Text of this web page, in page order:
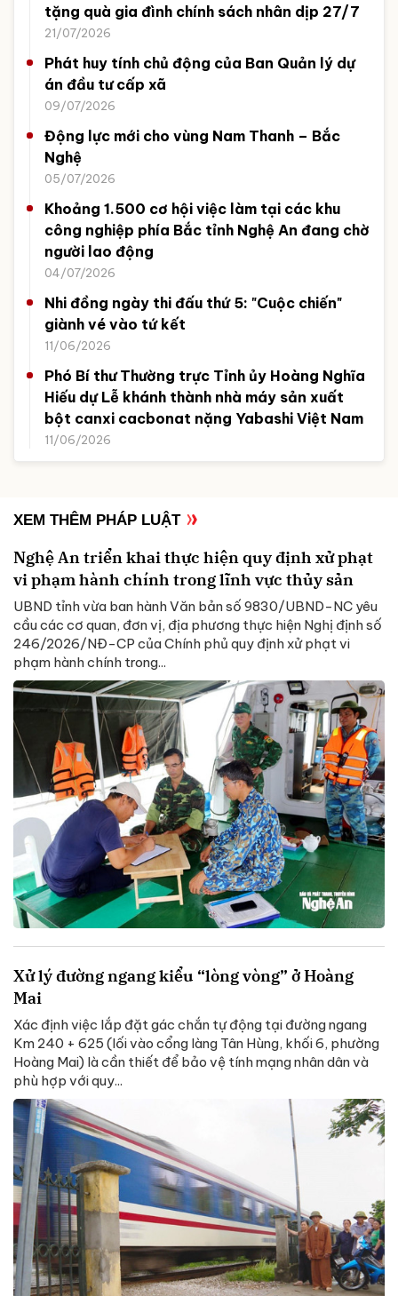
tặng quà gia đình chính sách nhân dịp 27/7
21/07/2026
Phát huy tính chủ động của Ban Quản lý dự
án đầu tư cấp xã
09/07/2026
Động lực mới cho vùng Nam Thanh – Bắc
Nghệ
05/07/2026
Khoảng 1.500 cơ hội việc làm tại các khu
công nghiệp phía Bắc tỉnh Nghệ An đang chờ
người lao động
04/07/2026
Nhi đồng ngày thi đấu thứ 5: "Cuộc chiến"
giành vé vào tứ kết
11/06/2026
Phó Bí thư Thường trực Tỉnh ủy Hoàng Nghĩa
Hiếu dự Lễ khánh thành nhà máy sản xuất
bột canxi cacbonat nặng Yabashi Việt Nam
11/06/2026
XEM THÊM PHÁP LUẬT
Nghệ An triển khai thực hiện quy định xử phạt
vi phạm hành chính trong lĩnh vực thủy sản
UBND tỉnh vừa ban hành Văn bản số 9830/UBND-NC yêu
cầu các cơ quan, đơn vị, địa phương thực hiện Nghị định số
246/2026/NĐ-CP của Chính phủ quy định xử phạt vi
phạm hành chính trong...
Xử lý đường ngang kiểu “lòng vòng” ở Hoàng
Mai
Xác định việc lắp đặt gác chắn tự động tại đường ngang
Km 240 + 625 (lối vào cổng làng Tân Hùng, khối 6, phường
Hoàng Mai) là cần thiết để bảo vệ tính mạng nhân dân và
phù hợp với quy...